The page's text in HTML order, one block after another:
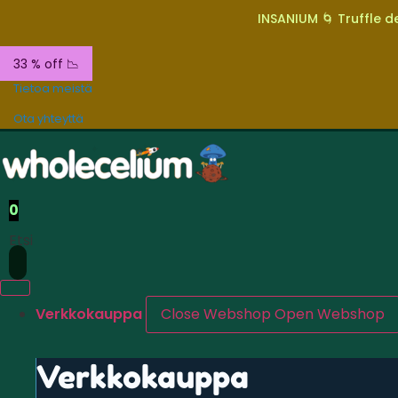
INSANIUM 🌀 Truffle
33 % off 📉
Tietoa meistä
Ota yhteyttä
0
Etsi
Verkkokauppa Close Webshop Open Webshop
Verkkokauppa